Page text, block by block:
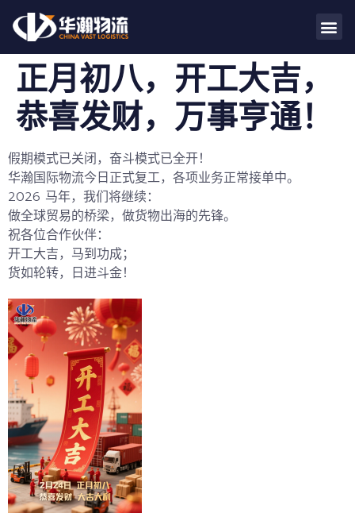
正月初八，开工大吉，
恭喜发财，万事亨通！
假期模式已关闭，奋斗模式已全开！
华瀚国际物流今日正式复工，各项业务正常接单中。
2026 马年，我们将继续：
做全球贸易的桥梁，做货物出海的先锋。
祝各位合作伙伴：
开工大吉，马到功成；
货如轮转，日进斗金！